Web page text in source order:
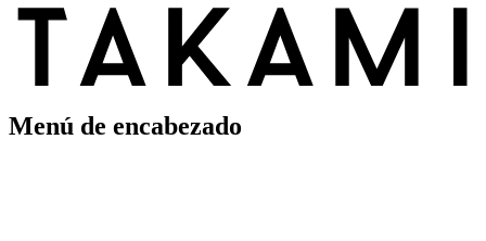
Menú de encabezado